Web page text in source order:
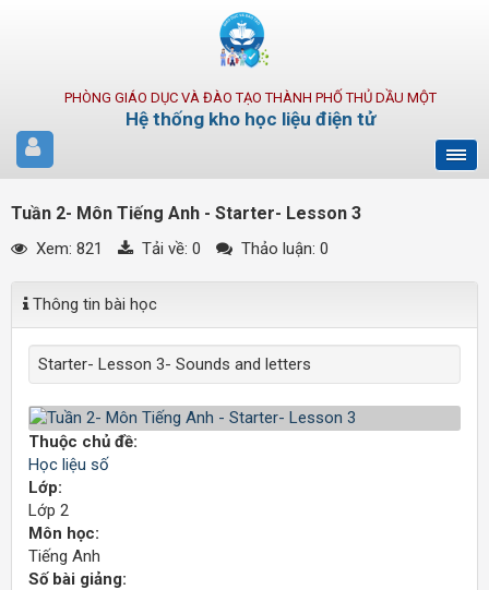
PHÒNG GIÁO DỤC VÀ ĐÀO TẠO THÀNH PHỐ THỦ DẦU MỘT
Hệ thống kho học liệu điện tử
Tuần 2- Môn Tiếng Anh - Starter- Lesson 3
Xem: 821 Tải về: 0 Thảo luận: 0
Thông tin bài học
Starter- Lesson 3- Sounds and letters
Thuộc chủ đề:
Học liệu số
Lớp:
Lớp 2
Môn học:
Tiếng Anh
Số bài giảng: